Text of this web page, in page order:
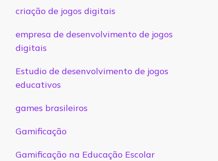
criação de jogos digitais
empresa de desenvolvimento de jogos
digitais
Estudio de desenvolvimento de jogos
educativos
games brasileiros
Gamificação
Gamificação na Educação Escolar